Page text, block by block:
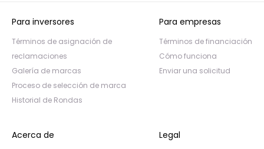
Para inversores
Términos de asignación de
reclamaciones
Galería de marcas
Proceso de selección de marca
Historial de Rondas
Para empresas
Términos de financiación
Cómo funciona
Enviar una solicitud
Acerca de Legal